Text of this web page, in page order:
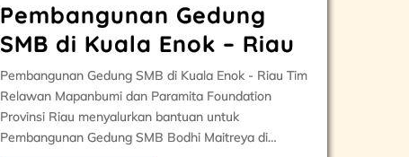
Pembangunan Gedung
SMB di Kuala Enok – Riau
Pembangunan Gedung SMB di Kuala Enok - Riau Tim
Relawan Mapanbumi dan Paramita Foundation
Provinsi Riau menyalurkan bantuan untuk
Pembangunan Gedung SMB Bodhi Maitreya di…